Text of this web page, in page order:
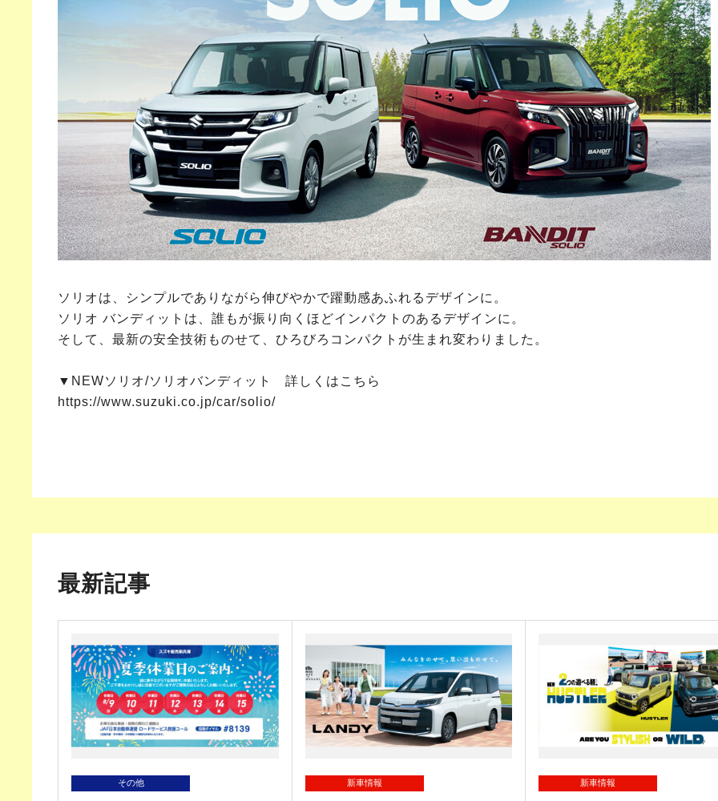
ソリオは、シンプルでありながら伸びやかで躍動感あふれるデザインに。
ソリオ バンディットは、誰もが振り向くほどインパクトのあるデザインに。
そして、最新の安全技術ものせて、ひろびろコンパクトが生まれ変わりました。
▼NEWソリオ/ソリオバンディット 詳しくはこちら
https://www.suzuki.co.jp/car/solio/
最新記事
その他 新車情報 新車情報